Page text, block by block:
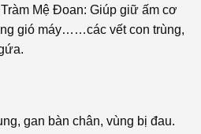
Mệ Đoan: Giúp giữ ấm cơ
gió máy……các vết con trùng,
gan bàn chân, vùng bị đau.